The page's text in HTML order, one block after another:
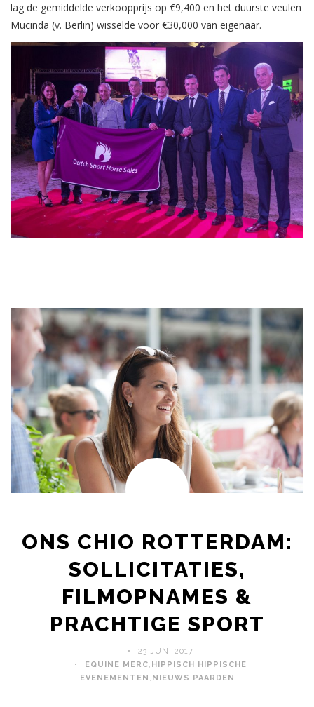
lag de gemiddelde verkoopprijs op €9,400 en het duurste veulen
Mucinda (v. Berlin) wisselde voor €30,000 van eigenaar.
ONS CHIO ROTTERDAM:
SOLLICITATIES,
FILMOPNAMES &
PRACHTIGE SPORT
23 JUNI 2017
EQUINE MERC, HIPPISCH , HIPPISCHE
EVENEMENTEN , NIEUWS , PAARDEN